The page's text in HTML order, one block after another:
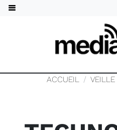
ACCUEIL VEILLE